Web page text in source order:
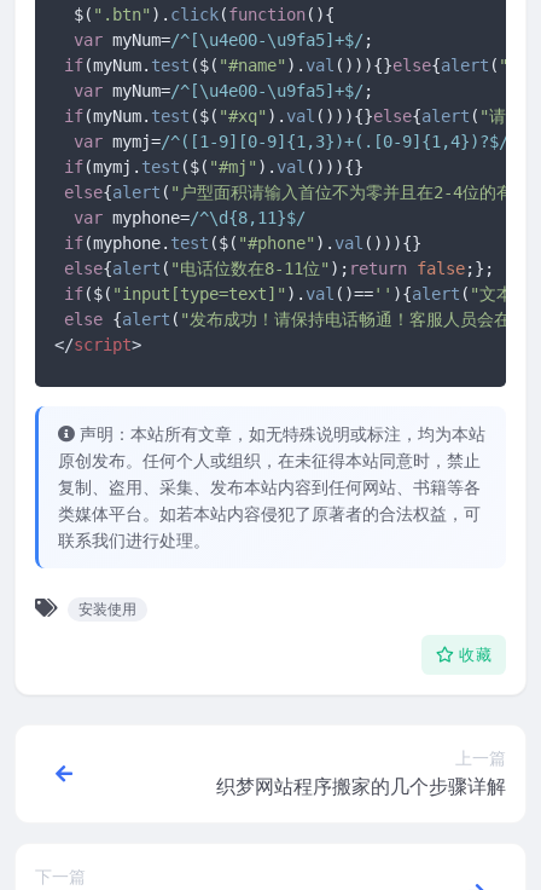
  $(
".btn" ). click(function( ){
var myNum=/^[\u4e00-\u9fa5]+$/ ;
if(myNum. test ($( "#name" ). val ())){}else{alert ( "请
var myNum=/^[\u4e00-\u9fa5]+$/ ;
if(myNum. test ($( "#xq" ). val ())){}else{alert ( "请输
var mymj=/^([1-9][0-9]{1,3})+(.[0-9]{1,4})?$/
if(mymj. test ($( "#mj" ). val ())){}
else{alert ( "户型面积请输入首位不为零并且在2-4位的有效
var myphone=/^\d{8,11}$/
if(myphone. test ($( "#phone" ). val ())){}
else{alert ( "电话位数在8-11位" ); return false;};
if($( "input[type=text]" ). val ()=='' ){alert ( "文本框
else {alert ( "发布成功！请保持电话畅通！客服人员会在24
</script>
声明：本站所有文章，如无特殊说明或标注，均为本站
原创发布。任何个人或组织，在未征得本站同意时，禁止
复制、盗用、采集、发布本站内容到任何网站、书籍等各
类媒体平台。如若本站内容侵犯了原著者的合法权益，可
联系我们进行处理。
安装使用
收藏
上一篇
织梦网站程序搬家的几个步骤详解
下一篇